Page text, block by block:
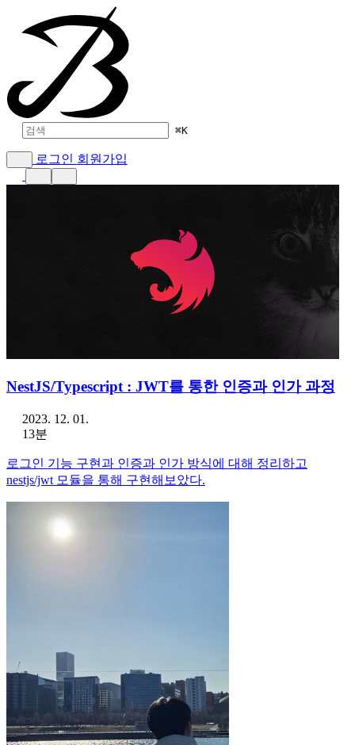
⌘K
로그인 회원가입
NestJS/Typescript : JWT를 통한 인증과 인가 과정
2023. 12. 01.
13분
로그인 기능 구현과 인증과 인가 방식에 대해 정리하고
nestjs/jwt 모듈을 통해 구현해보았다.